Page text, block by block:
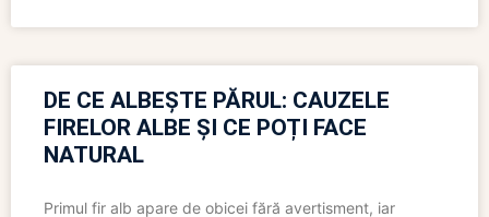
DE CE ALBEȘTE PĂRUL: CAUZELE
FIRELOR ALBE ȘI CE POȚI FACE
NATURAL
Primul fir alb apare de obicei fără avertisment, iar